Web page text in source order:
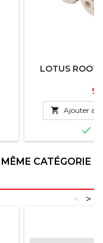
LOTUS
 Ajouter au

CATÉGORIE
>
<